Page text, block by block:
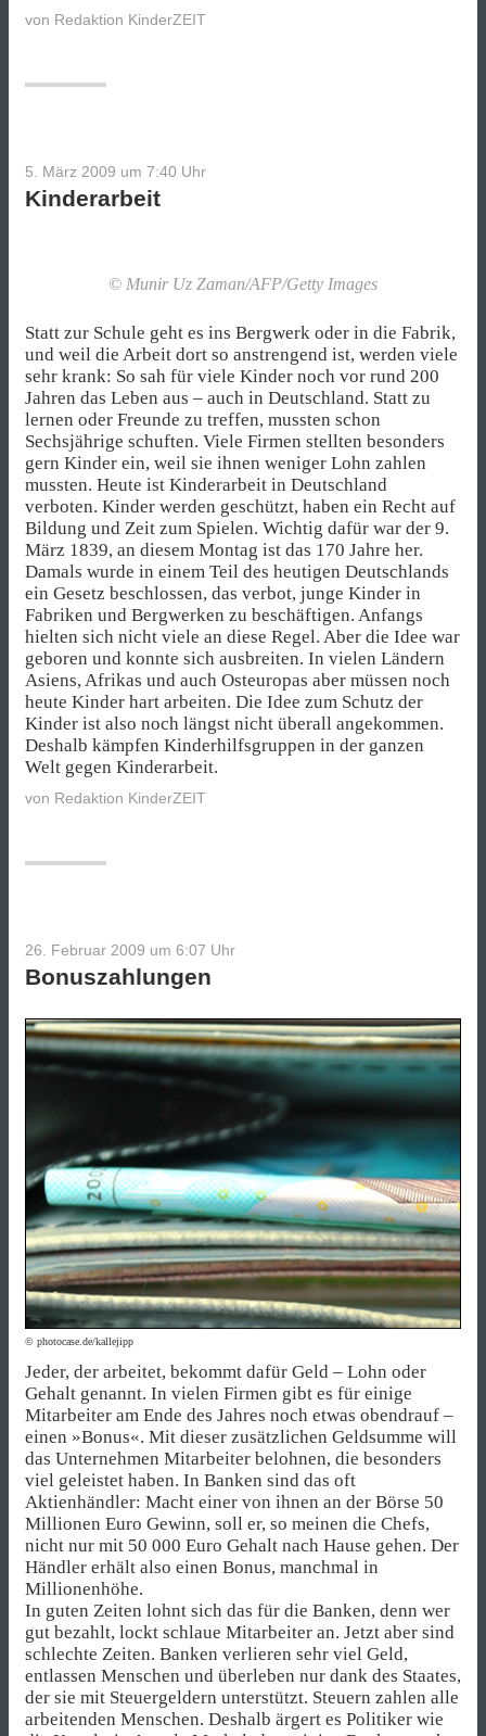
von Redaktion KinderZEIT
5. März 2009 um 7:40 Uhr
Kinderarbeit
© Munir Uz Zaman/AFP/Getty Images
Statt zur Schule geht es ins Bergwerk oder in die Fabrik,
und weil die Arbeit dort so anstrengend ist, werden viele
sehr krank: So sah für viele Kinder noch vor rund 200
Jahren das Leben aus – auch in Deutschland. Statt zu
lernen oder Freunde zu treffen, mussten schon
Sechsjährige schuften. Viele Firmen stellten besonders
gern Kinder ein, weil sie ihnen weniger Lohn zahlen
mussten. Heute ist Kinderarbeit in Deutschland
verboten. Kinder werden geschützt, haben ein Recht auf
Bildung und Zeit zum Spielen. Wichtig dafür war der 9.
März 1839, an diesem Montag ist das 170 Jahre her.
Damals wurde in einem Teil des heutigen Deutschlands
ein Gesetz beschlossen, das verbot, junge Kinder in
Fabriken und Bergwerken zu beschäftigen. Anfangs
hielten sich nicht viele an diese Regel. Aber die Idee war
geboren und konnte sich ausbreiten. In vielen Ländern
Asiens, Afrikas und auch Osteuropas aber müssen noch
heute Kinder hart arbeiten. Die Idee zum Schutz der
Kinder ist also noch längst nicht überall angekommen.
Deshalb kämpfen Kinderhilfsgruppen in der ganzen
Welt gegen Kinderarbeit.
von Redaktion KinderZEIT
26. Februar 2009 um 6:07 Uhr
Bonuszahlungen
© photocase.de/kallejipp
Jeder, der arbeitet, bekommt dafür Geld – Lohn oder
Gehalt genannt. In vielen Firmen gibt es für einige
Mitarbeiter am Ende des Jahres noch etwas obendrauf –
einen »Bonus«. Mit dieser zusätzlichen Geldsumme will
das Unternehmen Mitarbeiter belohnen, die besonders
viel geleistet haben. In Banken sind das oft
Aktienhändler: Macht einer von ihnen an der Börse 50
Millionen Euro Gewinn, soll er, so meinen die Chefs,
nicht nur mit 50 000 Euro Gehalt nach Hause gehen. Der
Händler erhält also einen Bonus, manchmal in
Millionenhöhe.
In guten Zeiten lohnt sich das für die Banken, denn wer
gut bezahlt, lockt schlaue Mitarbeiter an. Jetzt aber sind
schlechte Zeiten. Banken verlieren sehr viel Geld,
entlassen Menschen und überleben nur dank des Staates,
der sie mit Steuergeldern unterstützt. Steuern zahlen alle
arbeitenden Menschen. Deshalb ärgert es Politiker wie